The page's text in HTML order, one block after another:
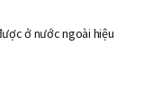
ở nước ngoài hiệu